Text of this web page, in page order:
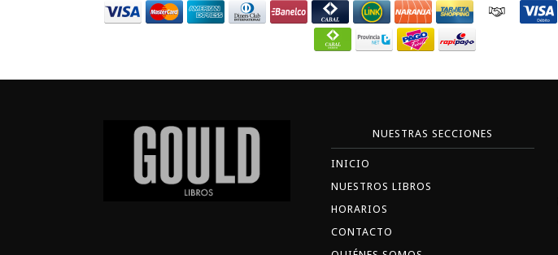
NUESTRAS SECCIONES
INICIO
NUESTROS LIBROS
HORARIOS
CONTACTO